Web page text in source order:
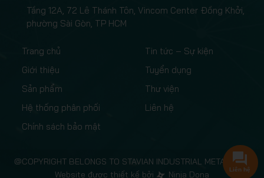
Tầng 12A, 72 Lê Thánh Tôn, Vincom Center Đồng Khởi,
phường Sài Gòn, TP HCM
Trang chủ
Giới thiệu
Sản phẩm
Hệ thống phân phối
Chính sách bảo mật
Tin tức – Sự kiện
Tuyển dụng
Thư viện
Liên hệ
@COPYRIGHT BELONGS TO STAVIAN INDUSTRIAL METAL.,JSC
Website được thiết kế bởi
Ninja Dona Liên hệ